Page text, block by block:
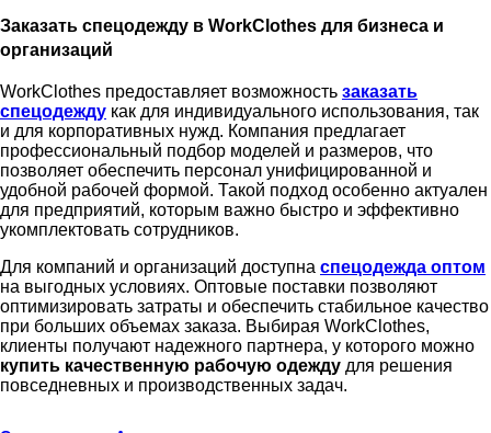
Заказать спецодежду в WorkClothes для бизнеса и
организаций
WorkClothes предоставляет возможность заказать
спецодежду как для индивидуального использования, так
и для корпоративных нужд. Компания предлагает
профессиональный подбор моделей и размеров, что
позволяет обеспечить персонал унифицированной и
удобной рабочей формой. Такой подход особенно актуален
для предприятий, которым важно быстро и эффективно
укомплектовать сотрудников.
Для компаний и организаций доступна спецодежда оптом
на выгодных условиях. Оптовые поставки позволяют
оптимизировать затраты и обеспечить стабильное качество
при больших объемах заказа. Выбирая WorkClothes,
клиенты получают надежного партнера, у которого можно
купить качественную рабочую одежду для решения
повседневных и производственных задач.